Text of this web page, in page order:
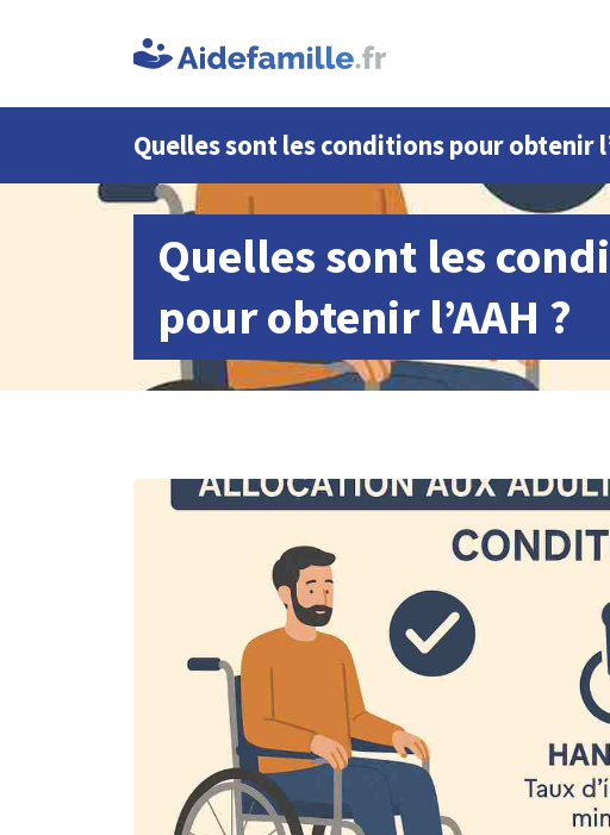
Quelles sont les conditions pour obtenir
Quelles sont les
pour obtenir l’AAH ?